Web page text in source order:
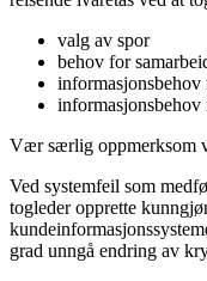
valg av spor
behov for
Vær særlig oppmerksom
Ved systemfeil som
togleder opprette
grad unngå endring av